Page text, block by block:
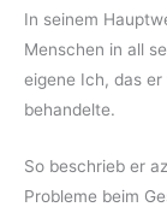
In seinem
Menschen in all
eigene Ich, das
behandelte.
So beschrieb er
Probleme beim